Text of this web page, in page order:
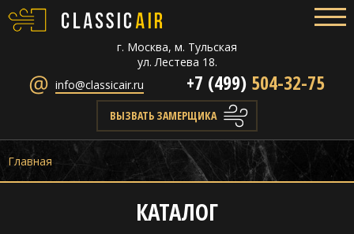
г. Москва, м. Тульская
ул. Лестева 18.
info@classicair.ru
+7 (499) 504-32-75
ВЫЗВАТЬ ЗАМЕРЩИКА
Главная
КАТАЛОГ